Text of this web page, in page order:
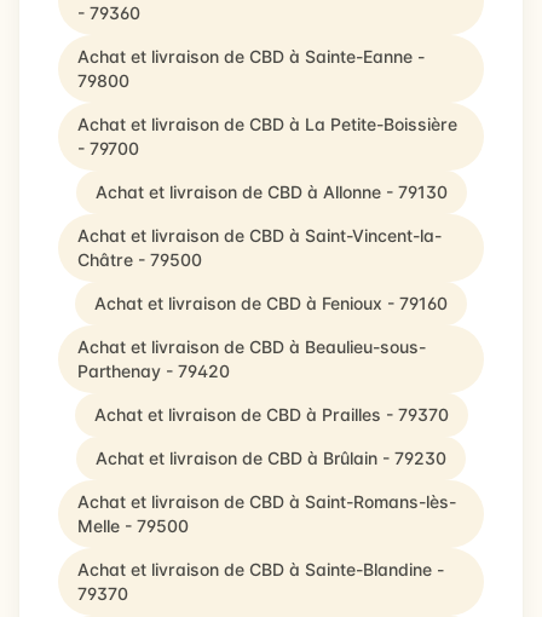
- 79360
Achat et livraison de CBD à Sainte-Eanne -
79800
Achat et livraison de CBD à La Petite-Boissière
- 79700
Achat et livraison de CBD à Allonne - 79130
Achat et livraison de CBD à Saint-Vincent-la-
Châtre - 79500
Achat et livraison de CBD à Fenioux - 79160
Achat et livraison de CBD à Beaulieu-sous-
Parthenay - 79420
Achat et livraison de CBD à Prailles - 79370
Achat et livraison de CBD à Brûlain - 79230
Achat et livraison de CBD à Saint-Romans-lès-
Melle - 79500
Achat et livraison de CBD à Sainte-Blandine -
79370